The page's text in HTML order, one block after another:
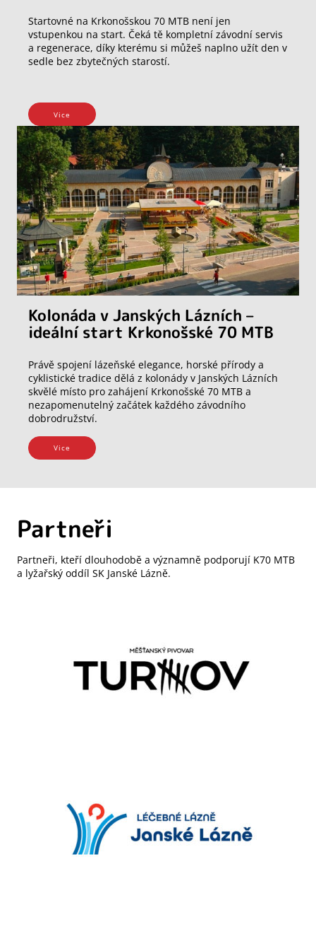
Startovné na Krkonošskou 70 MTB není jen
vstupenkou na start. Čeká tě kompletní závodní servis
a regenerace, díky kterému si můžeš naplno užít den v
sedle bez zbytečných starostí.
Vice
Kolonáda v Janských Lázních –
ideální start Krkonošské 70 MTB
Právě spojení lázeňské elegance, horské přírody a
cyklistické tradice dělá z kolonády v Janských Lázních
skvělé místo pro zahájení Krkonošské 70 MTB a
nezapomenutelný začátek každého závodního
dobrodružství.
Vice
Partneři
Partneři, kteří dlouhodobě a významně podporují K70 MTB
a lyžařský oddíl SK Janské Lázně.